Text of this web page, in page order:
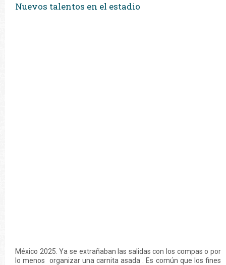
Nuevos talentos en el estadio
México 2025. Ya se extrañaban las salidas con los compas o por
lo menos organizar una carnita asada . Es común que los fines